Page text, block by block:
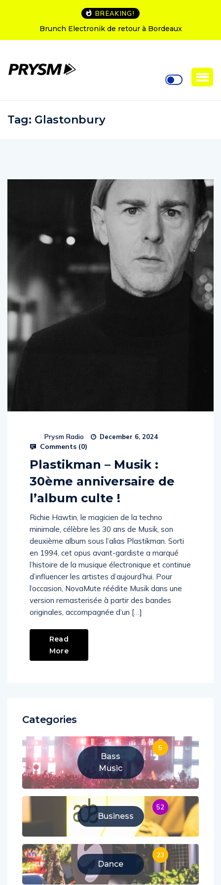
BREAKING!
Brunch Electronik de retour à Bordeaux
Tag: Glastonbury
Prysm Radio December 6, 2024
Comments (0)
Plastikman – Musik :
30ème anniversaire de
l’album culte !
Richie Hawtin, le magicien de la techno
minimale, célèbre les 30 ans de Musik, son
deuxième album sous l’alias Plastikman. Sorti
en 1994, cet opus avant-gardiste a marqué
l’histoire de la musique électronique et continue
d’influencer les artistes d’aujourd’hui. Pour
l’occasion, NovaMute réédite Musik dans une
version remasterisée à partir des bandes
originales, accompagnée d’un […]
Read
More
Categories
Bass
Music
5
Business
52
Dance
23